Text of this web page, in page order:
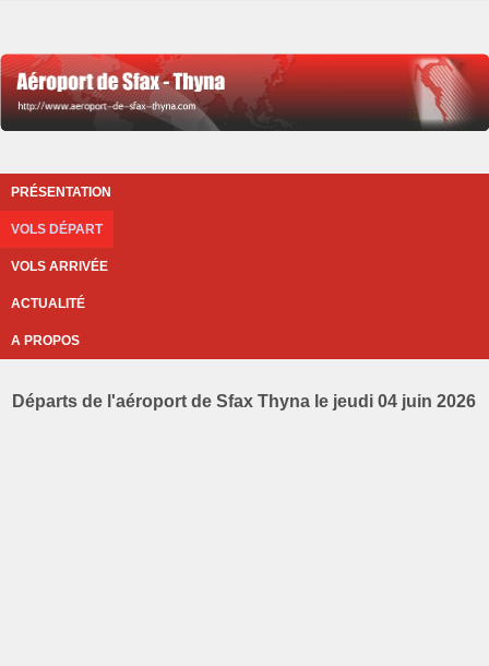
PRÉSENTATION
VOLS DÉPART
VOLS ARRIVÉE
ACTUALITÉ
A PROPOS
Départs de l'aéroport de Sfax Thyna le jeudi 04 juin 2026